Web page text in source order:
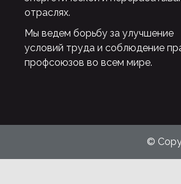
отраслях.
Мы ведем борьбу за улучшение
условий труда и соблюдение
профсоюзов во всем мире.
©